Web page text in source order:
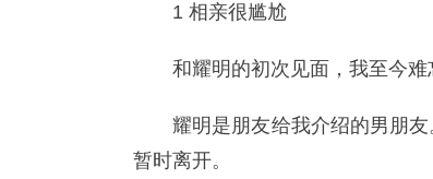
1 相亲很尴尬
和耀明的初次见面，我至今难
耀明是朋友给我介绍的男朋
暂时离开。